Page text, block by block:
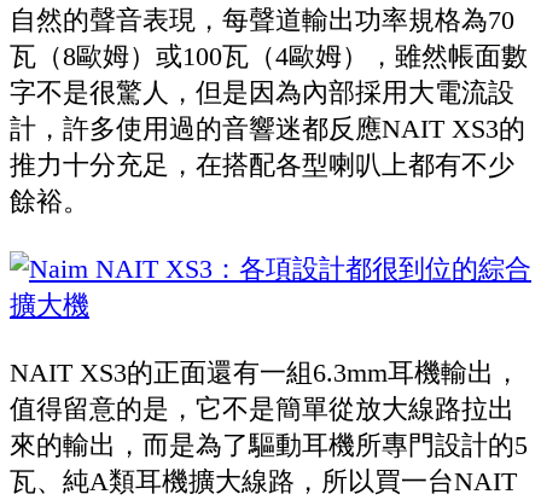
自然的聲音表現，每聲道輸出功率規格為70
瓦（8歐姆）或100瓦（4歐姆），雖然帳面數
字不是很驚人，但是因為內部採用大電流設
計，許多使用過的音響迷都反應NAIT XS3的
推力十分充足，在搭配各型喇叭上都有不少
餘裕。
NAIT XS3的正面還有一組6.3mm耳機輸出，
值得留意的是，它不是簡單從放大線路拉出
來的輸出，而是為了驅動耳機所專門設計的5
瓦、純A類耳機擴大線路，所以買一台NAIT